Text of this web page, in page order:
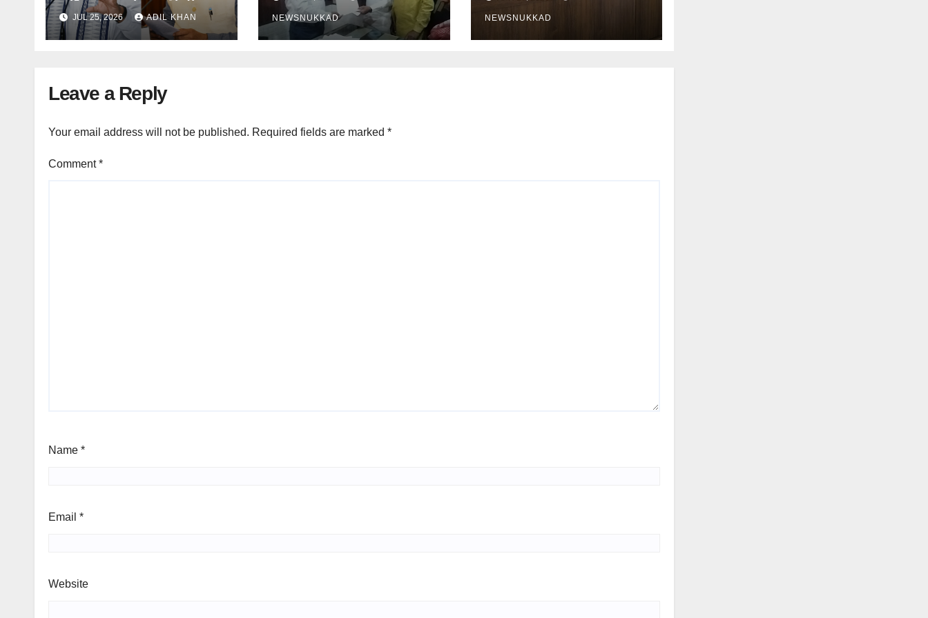
धर्मेंद्र प्रधान के इस्तीफे के बाद
फैसला
JUL 25, 2026 ADIL KHAN
विरोध
NEWSNUKKAD NEWSNUKKAD
Leave a Reply
Your email address will not be published. Required fields are marked *
Comment*
Name *
Email *
Website